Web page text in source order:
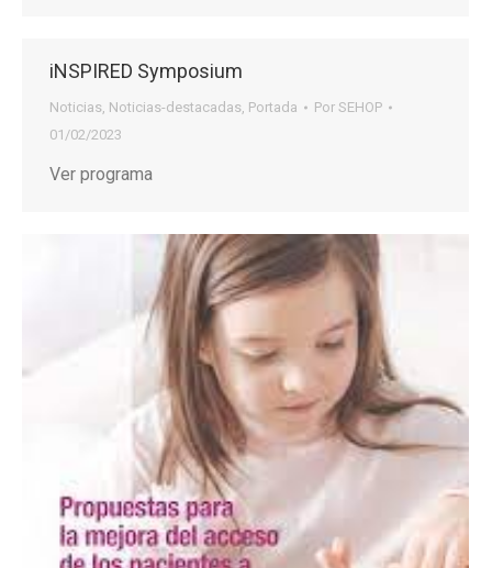
iNSPIRED Symposium
Noticias, Noticias-destacadas, Portada Por SEHOP
01/02/2023
Ver programa